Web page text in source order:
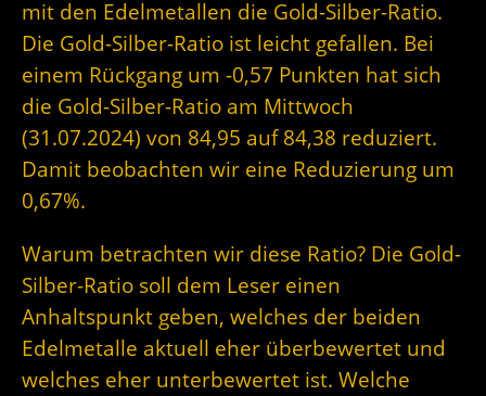
mit den Edelmetallen die Gold-Silber-Ratio.
Die Gold-Silber-Ratio ist leicht gefallen. Bei
einem Rückgang um -0,57 Punkten hat sich
die Gold-Silber-Ratio am Mittwoch
(31.07.2024) von 84,95 auf 84,38 reduziert.
Damit beobachten wir eine Reduzierung um
0,67%.
Warum betrachten wir diese Ratio? Die Gold-
Silber-Ratio soll dem Leser einen
Anhaltspunkt geben, welches der beiden
Edelmetalle aktuell eher überbewertet und
welches eher unterbewertet ist. Welche